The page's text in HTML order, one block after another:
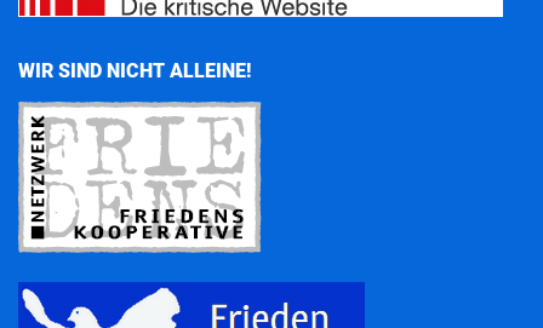
WIR SIND NICHT ALLEINE!